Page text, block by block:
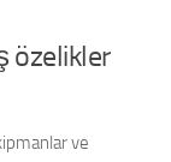
özelikler
ve